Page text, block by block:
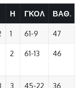
Η ΓΚΟΛ ΒΑΘ.
1 61-9 47
2 61-13 46
3 45-22 36